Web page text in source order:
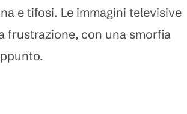
e tifosi. Le immagini televisive
frustrazione, con una smorfia